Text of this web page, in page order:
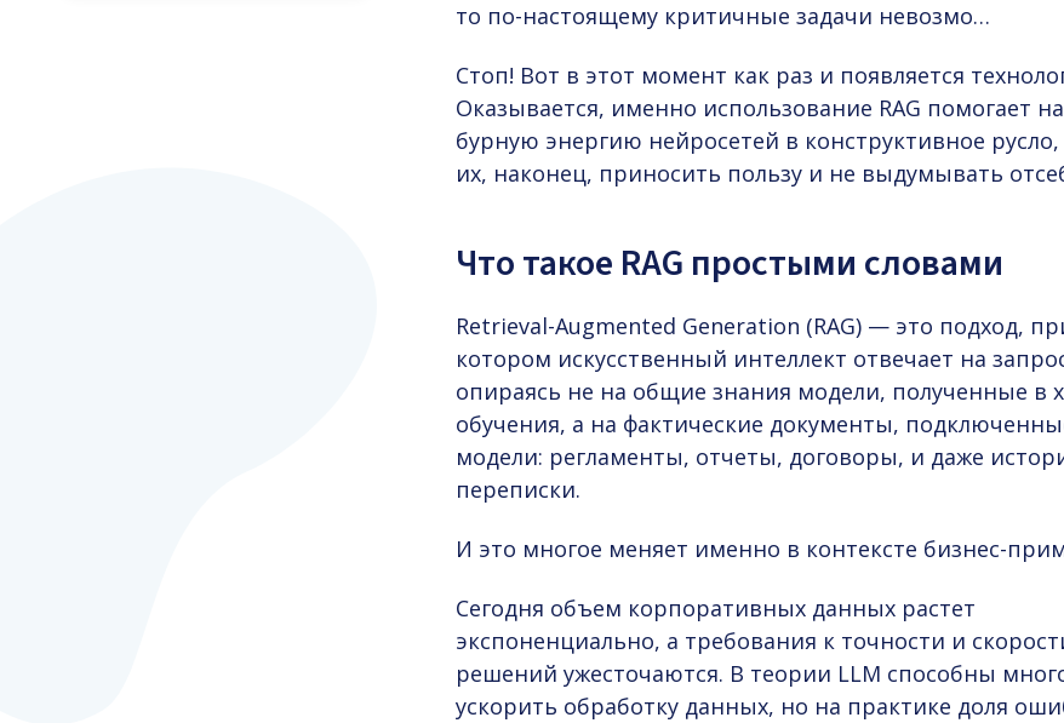
то по-настоящему критичные задачи невозмо…
Стоп! Вот в этот момент как раз и появляется
Оказывается, именно использование RAG помогает
бурную энергию нейросетей в конструктивное русло,
их, наконец, приносить пользу и не выдумывать
Что такое RAG простыми словами
Retrieval-Augmented Generation (RAG) — это подход,
котором искусственный интеллект отвечает на
опираясь не на общие знания модели, полученные в
обучения, а на фактические документы,
модели: регламенты, отчеты, договоры, и даже
переписки.
И это многое меняет именно в контексте бизнес-
Сегодня объем корпоративных данных растет
экспоненциально, а требования к точности и
решений ужесточаются. В теории LLM способны
ускорить обработку данных, но на практике доля